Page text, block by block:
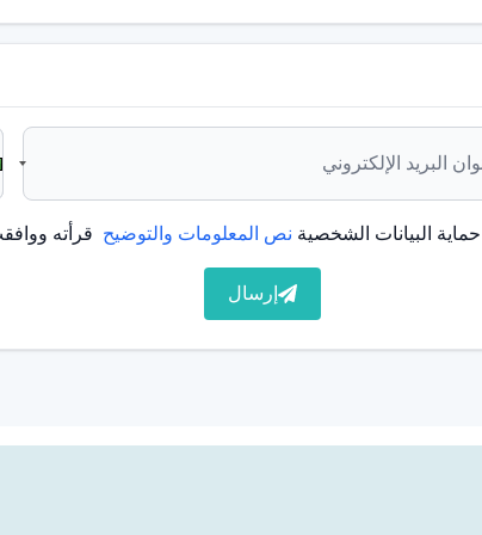
الحشوة الفضية. وعلى وجه الخصوص، فإن مقاومتها
يمكن أن تتسبب الصدمة أيضًا في تلف اللب في الجزء
الأعصاب إلى مستوى لا يمكن أن يشفى. في بعض
البيانات الشخصية نص المعلومات والتوضيح قرأته
إرسال